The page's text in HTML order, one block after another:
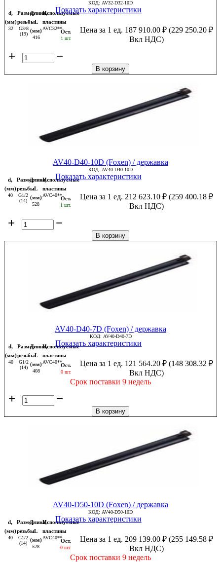
КОД: AV32-D32-10D
d,
(мм)
32
Размер
резьбы
G3/8
(19)
Длина,
L
(мм)
416
Используемые
пластины
AVC32**
Показать характеристики
Ост.
1 шт.
Цена за 1 ед. 187 910.00 ₽ (229 250.20 ₽
Вкл НДС)
+ −
В корзину
AV40-D40-10D (Foxen) / державка
КОД: AV40-D40-10D
d,
(мм)
40
Размер
резьбы
G1/2
(14)
Длина,
L
(мм)
528
Используемые
пластины
AVC40**
Показать характеристики
Ост.
1 шт.
Цена за 1 ед. 212 623.10 ₽ (259 400.18 ₽
Вкл НДС)
+ −
В корзину
AV40-D40-7D (Foxen) / державка
КОД: AV40-D40-7D
d,
(мм)
40
Размер
резьбы
G1/2
(14)
Длина,
L
(мм)
408
Используемые
пластины
AVC40**
Показать характеристики
Ост.
0 шт.
Цена за 1 ед. 121 564.20 ₽ (148 308.32 ₽
Вкл НДС)
Срок поставки 9 недель
+ −
В корзину
AV40-D50-10D (Foxen) / державка
КОД: AV40-D50-10D
d,
(мм)
40
Размер
резьбы
G1/2
(14)
Длина,
L
(мм)
528
Используемые
пластины
AVC40**
Показать характеристики
Ост.
0 шт.
Цена за 1 ед. 209 139.00 ₽ (255 149.58 ₽
Вкл НДС)
Срок поставки 9 недель